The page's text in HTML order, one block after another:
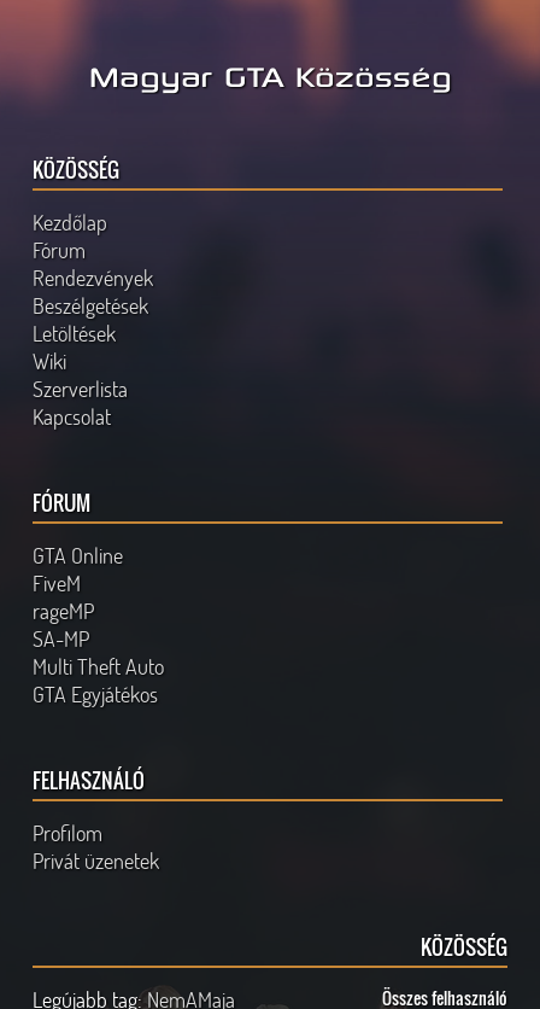
Magyar GTA Közösség
KÖZÖSSÉG
Kezdőlap
Fórum
Rendezvények
Beszélgetések
Letöltések
Wiki
Szerverlista
Kapcsolat
FÓRUM
GTA Online
FiveM
rageMP
SA-MP
Multi Theft Auto
GTA Egyjátékos
FELHASZNÁLÓ
Profilom
Privát üzenetek
KÖZÖSSÉG
Legújabb tag:NemAMaja Összes felhasználó